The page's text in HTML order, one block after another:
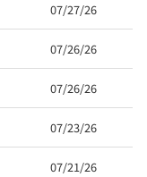
07/27/26
07/26/26
07/26/26
07/23/26
07/21/26